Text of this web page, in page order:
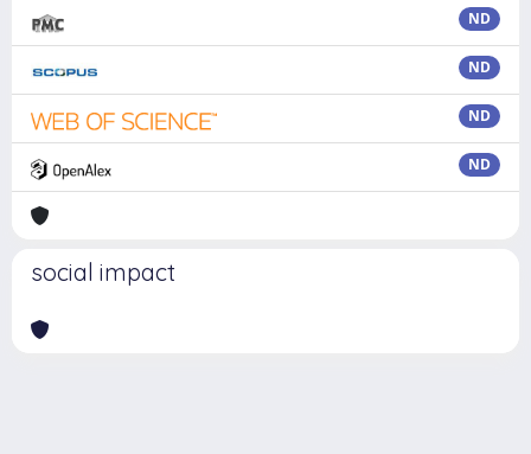
ND
ND
ND
ND
social impact